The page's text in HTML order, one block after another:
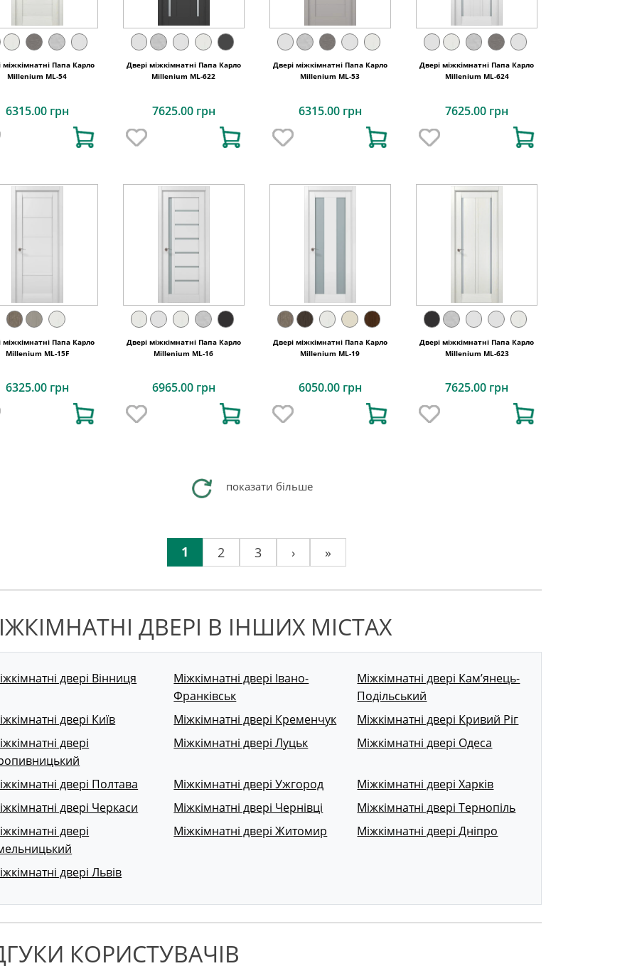
міжкімнатні Папа Карло
Millenium ML-54
6315.00 грн
Двері міжкімнатні Папа Карло
Millenium ML-622
7625.00 грн
Двері міжкімнатні Папа Карло
Millenium ML-53
6315.00 грн
Двері міжкімнатні Папа Карло
Millenium ML-624
7625.00 грн
міжкімнатні Папа Карло
Millenium ML-15F
6325.00 грн
Двері міжкімнатні Папа Карло
Millenium ML-16
6965.00 грн
Двері міжкімнатні Папа Карло
Millenium ML-19
6050.00 грн
Двері міжкімнатні Папа Карло
Millenium ML-623
7625.00 грн
показати більше
1 2 3 › »
ДВЕРІ В ІНШИХ МІСТАХ
двері Вінниця
Міжкімнатні двері Івано-
Франківськ
Міжкімнатні двері Кам’янець-
Подільський
двері Київ
Міжкімнатні двері Кременчук
Міжкімнатні двері Кривий Ріг
двері
Міжкімнатні двері Луцьк Міжкімнатні двері Одеса
двері Полтава Міжкімнатні двері Ужгород
Міжкімнатні двері Харків
двері Черкаси
Міжкімнатні двері Чернівці
Міжкімнатні двері Тернопіль
двері
Міжкімнатні двері Житомир Міжкімнатні двері Дніпро
двері Львів
КОРИСТУВАЧІВ